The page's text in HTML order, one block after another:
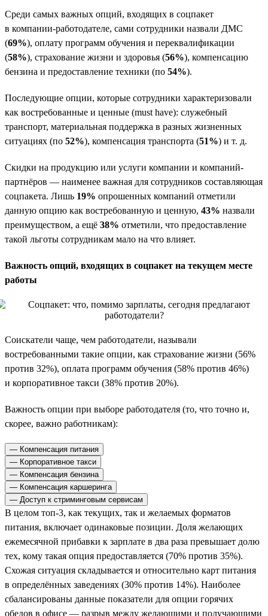
Среди самых важных опций, входящих в соцпакет
в компании-работодателе, сами сотрудники назвали ДМС
(69%), оплату программ обучения и переквалификации
(58%), страхование жизни и здоровья (56%), компенсацию
бензина и предоставление техники (по 54%).
Последующие опции, которые сотрудники характеризовали
как востребованные и ценные (must have): служебный
транспорт, материальная поддержка в разных жизненных
ситуациях (по 52%), компенсация транспорта (51%) и т. д.
Скидки на продукцию или услуги компании и компаний-
партнёров — наименее важная для сотрудников составляющая
соцпакета. Лишь 19% опрошенных компаний отметили
данную опцию как востребованную и ценную, 43% назвали
преимуществом, а ещё 38% отметили, что предоставление
такой льготы сотрудникам мало на что влияет.
Важность опций, входящих в соцпакет на текущем месте
работы
Соискатели чаще, чем работодатели, называли
востребованными такие опции, как страхование жизни (56%
против 32%), оплата программ обучения (58% против 46%)
и корпоративное такси (38% против 20%).
Важность опции при выборе работодателя (то, что точно и,
скорее, важно работникам):
— Компенсация питания
— Корпоративное такси
— Компенсация бензина
— Компенсация каршеринга
— Доступ к стриминговым сервисам
В целом топ-3, как текущих, так и желаемых форматов
питания, включает одинаковые позиции. Доля желающих
ежемесячной прибавки к зарплате в два раза превышает долю
тех, кому такая опция предоставляется (70% против 35%).
Схожая ситуация складывается и относительно карт питания
в определённых заведениях (30% против 14%). Наиболее
сбалансированы данные показатели для опции горячих
обедов в офисе — разрыв между желающими и получающими